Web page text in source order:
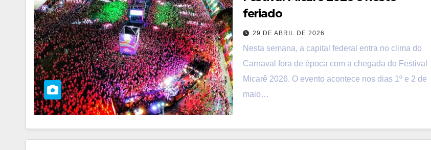
feriado
29 DE ABRIL DE 2026
Nesta semana, a capital federal entra no clima do
Carnaval fora de época com a chegada do Festival
Micarê 2026. O evento acontece nos dias 1º e 2 de
maio…